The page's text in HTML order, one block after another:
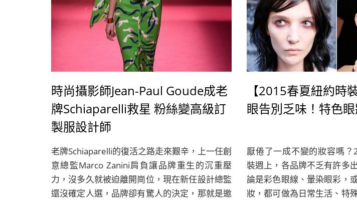
時尚攝影師Jean-Paul Goude成老
牌Schiaparelli救星 粉絲變高級訂
製服設計師
老牌Schiaparelli的復活之路走來艱辛，上一任創
意總監Marco Zanini肩負讓品牌重生的沉重壓
力，沒多久就被迫離開崗位，現在新任設計總監
還沒確定人選，品牌卻有驚人的決定，那就是邀
【2015春夏紐約時
眼告別乏味！特色
厭倦了一成不變的妝容嗎
裝週上，各品牌不乏有許多
論是彩色眼線、暈染眼彩，
妝，都可做為日常生活、特